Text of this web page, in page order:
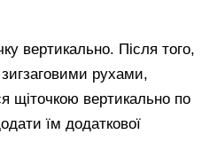
вертикально. Після того,
рухами,
щіточкою вертикально по
їм додаткової